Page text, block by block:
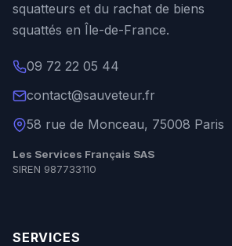
squatteurs et du rachat de biens
squattés en Île-de-France.
09 72 22 05 44
contact@sauveteur.fr
58 rue de Monceau, 75008 Paris
Les Services Français SAS
SIREN 987733110
SERVICES